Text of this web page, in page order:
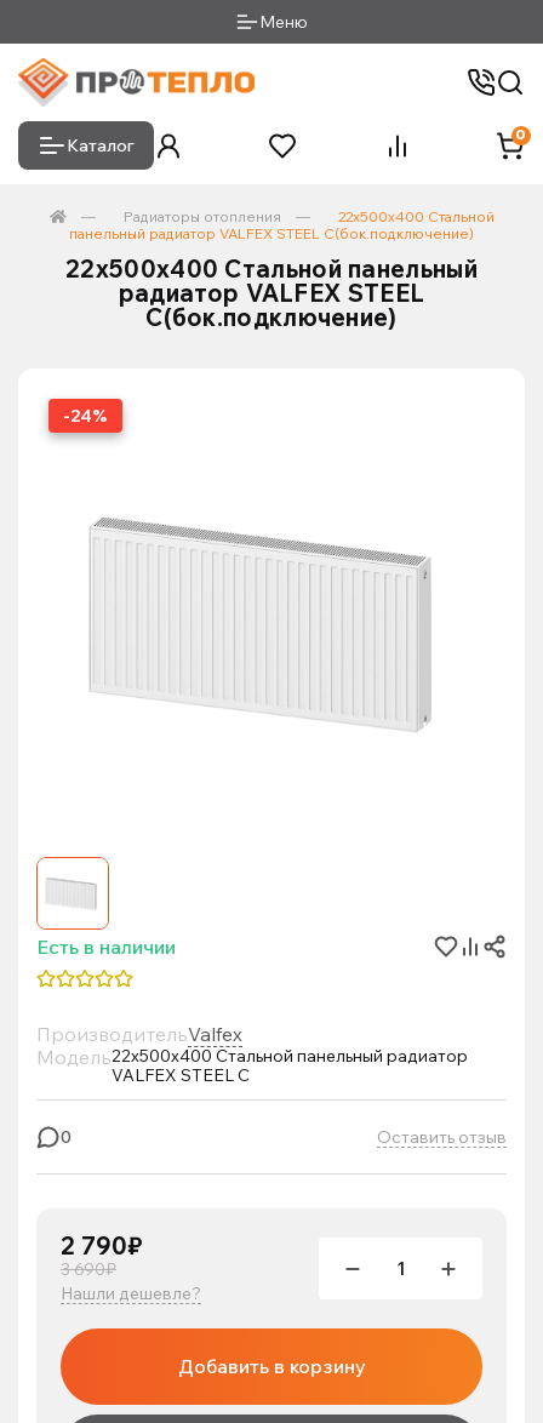
Меню
Каталог
0
Радиаторы отопления
22х500х400 Стальной
панельный радиатор VALFEX STEEL C(бок.подключение)
22х500х400 Стальной панельный
радиатор VALFEX STEEL
C(бок.подключение)
-24%
Есть в наличии
ПроизводительValfex
Модель22х500х400 Стальной панельный радиатор
VALFEX STEEL C
0 Оставить отзыв
2 790₽
3 690₽
Нашли дешевле?
Добавить в корзину